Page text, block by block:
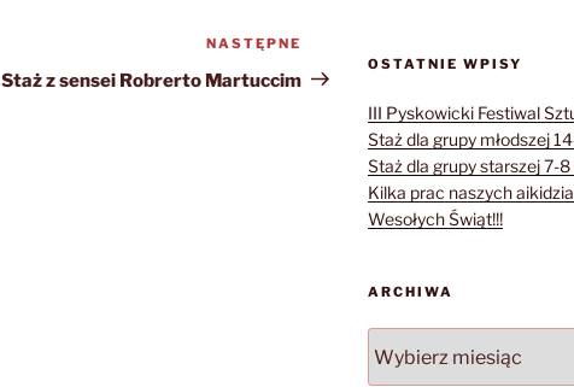
wpis
NASTĘPNE
Staż z sensei Robrerto Martuccim
OSTATNIE WPISY
III Pyskowicki Festiwal
Staż dla grupy młodszej
Staż dla grupy starszej 7-8
Kilka prac naszych
Wesołych Świąt!!!
ARCHIWA